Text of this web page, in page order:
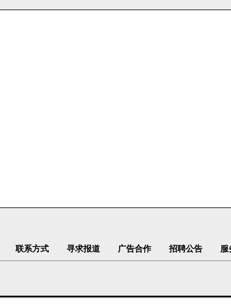
联系方式 寻求报道 广告合作 招聘公告 服